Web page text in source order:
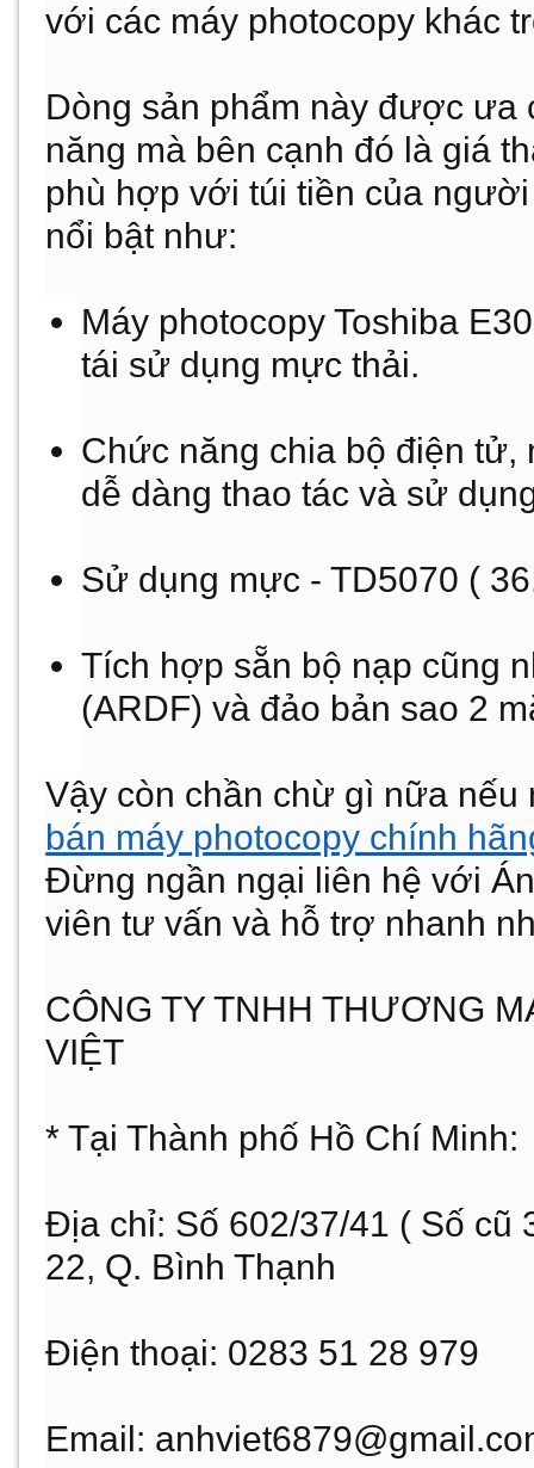
với các máy photocopy khác
Dòng sản phẩm này được ưa
năng mà bên cạnh đó là giá
phù hợp với túi tiền của
nổi bật như:
Máy photocopy Toshiba
tái sử dụng mực thải.
Chức năng chia bộ điện
dễ dàng thao tác và sử
Sử dụng mực - TD5070 (
Tích hợp sẵn bộ nạp cũng
(ARDF) và đảo bản sao 2
Vậy còn chần chừ gì nữa
bán máy photocopy chính
Đừng ngần ngại liên hệ với
viên tư vấn và hỗ trợ nhanh
CÔNG TY TNHH THƯƠNG
VIỆT
* Tại Thành phố Hồ Chí Minh:
Địa chỉ: Số 602/37/41 ( Số cũ
22, Q. Bình Thạnh
Điện thoại: 0283 51 28 979
Email: